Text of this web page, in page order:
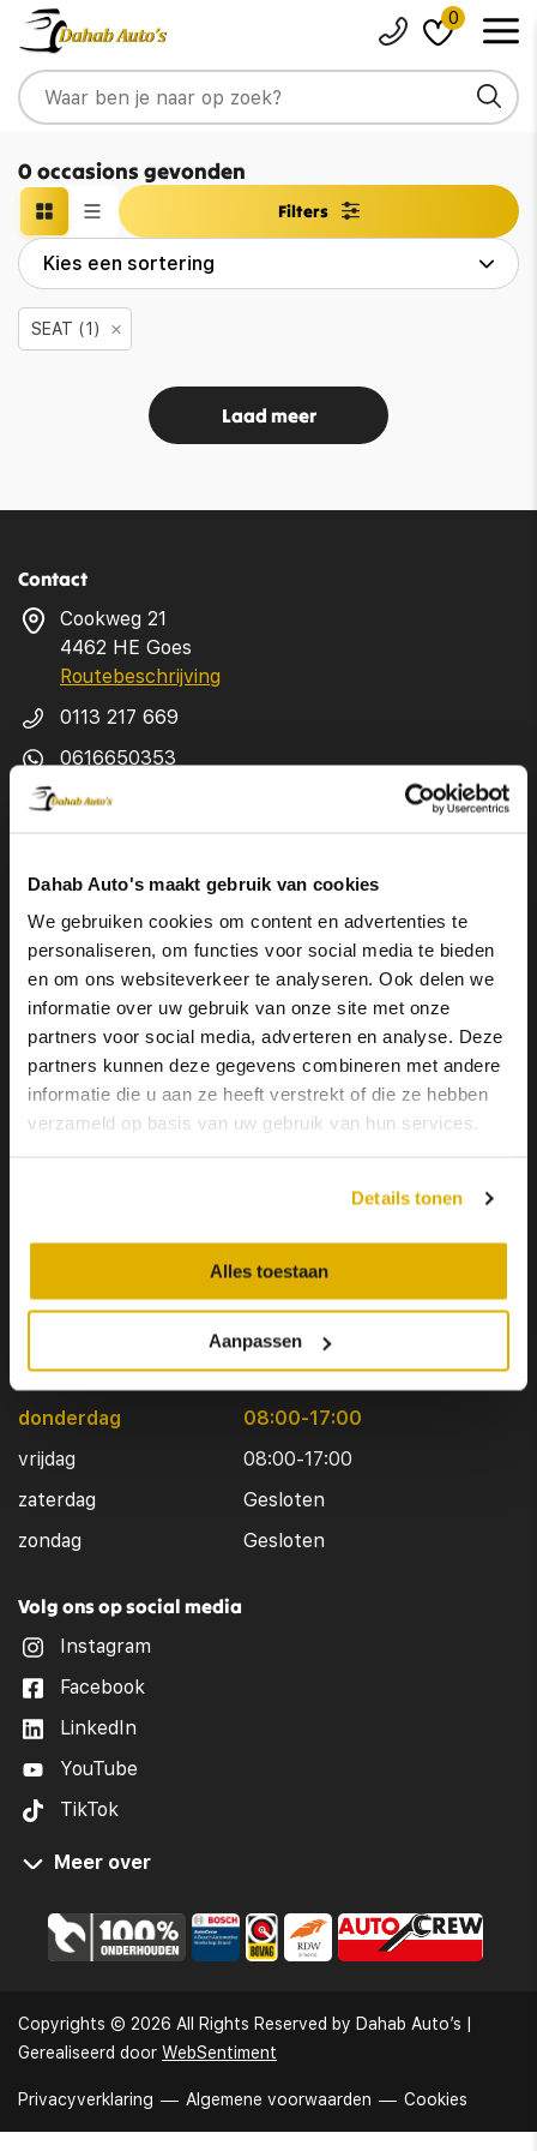
Dahab Auto's maakt gebruik van cookies
We gebruiken cookies om content en advertenties te
personaliseren, om functies voor social media te bieden
en om ons websiteverkeer te analyseren. Ook delen we
informatie over uw gebruik van onze site met onze
partners voor social media, adverteren en analyse. Deze
partners kunnen deze gegevens combineren met andere
informatie die u aan ze heeft verstrekt of die ze hebben
verzameld op basis van uw gebruik van hun services.
Details tonen
Alles toestaan
Aanpassen
0
0 occasions gevonden
Filters
SEAT (1)
Laad meer
Contact
Cookweg 21
4462 HE Goes
Routebeschrijving
0113 217 669
0616650353
info@dahabautos.nl
maandag
09:00-18:00
dinsdag
09:00-18:00
woensdag
09:00-18:00
donderdag
09:00-18:00
vrijdag
09:00-18:00
maandag
08:00-17:00
08:00-17:00
woensdag
08:00-17:00
donderdag
08:00-17:00
vrijdag
08:00-17:00
zaterdag
Gesloten
zondag
Gesloten
Volg ons op social media
Instagram
Facebook
LinkedIn
YouTube
TikTok
Meer over
Occasions Goes
Occasions Middelburg
Auto kopen in Zeeland
Autobedrijf Zeeland
Copyrights © 2026 All Rights Reserved by Dahab Auto’s |
Gerealiseerd door WebSentiment
Privacyverklaring Algemene voorwaarden Cookies